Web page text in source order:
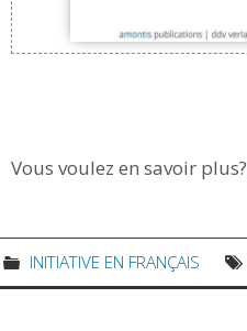
Vous voulez en savoir plus?
INITIATIVE EN FRANÇAIS